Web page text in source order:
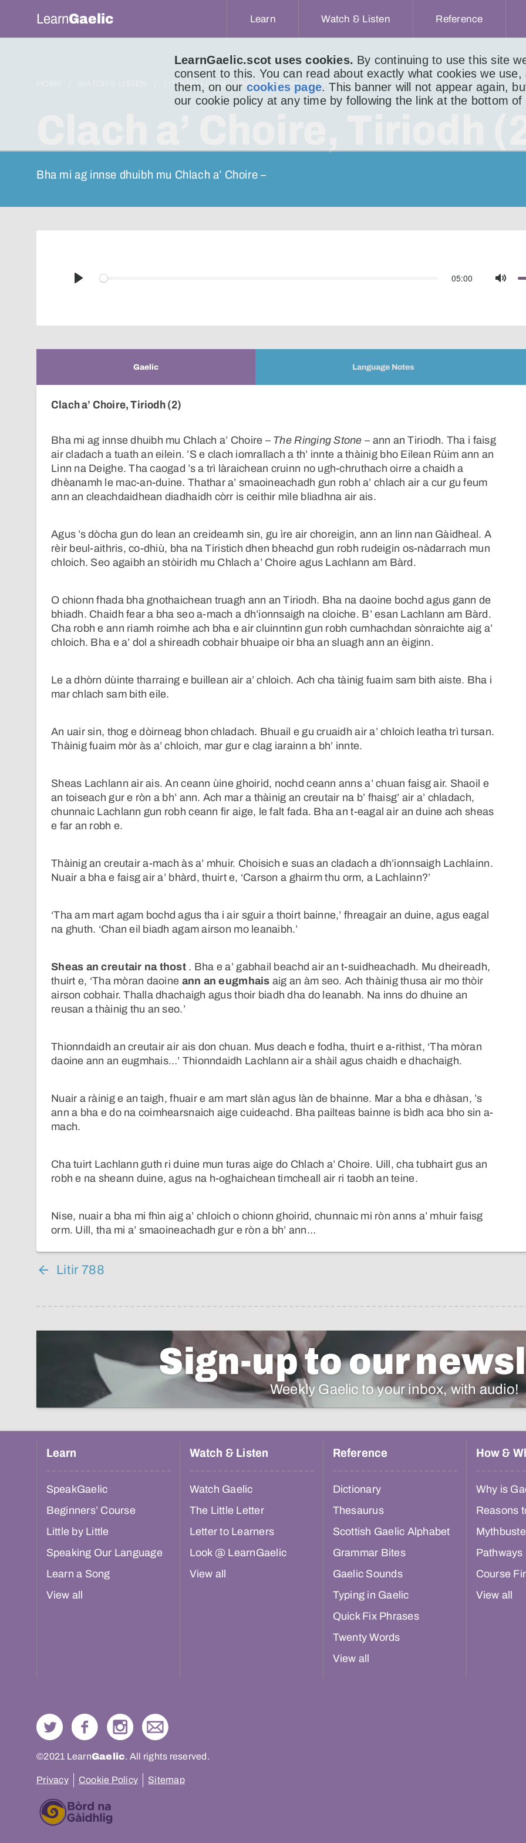
LearnGaelic.scot uses cookies. By continuing to use this site
consent to this. You can read about exactly what cookies we
them, on our cookies page. This banner will not appear again,
our cookie policy at any time by following the link at the bottom of
LearnGaelic Learn Watch & Listen Reference
LITIR DO LUCHD-IONNSACHAIDH LITIR 789
Clach a’ Choire, Tiriodh
Bha mi ag innse dhuibh mu Chlach a’ Choire –
Play
05:00
Mute
Gaelic Language Notes
Clach a’ Choire, Tiriodh (2)
Bha mi ag innse dhuibh mu Chlach a’ Choire – The Ringing Stone – ann an Tiriodh. Tha i faisg
air cladach a tuath an eilein. ’S e clach iomrallach a th’ innte a thàinig bho Eilean Rùim ann an
Linn na Deighe. Tha caogad ’s a trì làraichean cruinn no ugh-chruthach oirre a chaidh a
dhèanamh le mac-an-duine. Thathar a’ smaoineachadh gun robh a’ chlach air a cur gu feum
ann an cleachdaidhean diadhaidh còrr is ceithir mìle bliadhna air ais.
Agus ’s dòcha gun do lean an creideamh sin, gu ìre air choreigin, ann an linn nan Gàidheal. A
rèir beul-aithris, co-dhiù, bha na Tiristich dhen bheachd gun robh rudeigin os-nàdarrach mun
chloich. Seo agaibh an stòiridh mu Chlach a’ Choire agus Lachlann am Bàrd.
O chionn fhada bha gnothaichean truagh ann an Tiriodh. Bha na daoine bochd agus gann de
bhiadh. Chaidh fear a bha seo a-mach a dh’ionnsaigh na cloiche. B’ esan Lachlann am Bàrd.
Cha robh e ann riamh roimhe ach bha e air cluinntinn gun robh cumhachdan sònraichte aig a’
chloich. Bha e a’ dol a shireadh cobhair bhuaipe oir bha an sluagh ann an èiginn.
Le a dhòrn dùinte tharraing e buillean air a’ chloich. Ach cha tàinig fuaim sam bith aiste. Bha i
mar chlach sam bith eile.
An uair sin, thog e dòirneag bhon chladach. Bhuail e gu cruaidh air a’ chloich leatha trì tursan.
Thàinig fuaim mòr às a’ chloich, mar gur e clag iarainn a bh’ innte.
Sheas Lachlann air ais. An ceann ùine ghoirid, nochd ceann anns a’ chuan faisg air. Shaoil e
an toiseach gur e ròn a bh’ ann. Ach mar a thàinig an creutair na b’ fhaisg’ air a’ chladach,
chunnaic Lachlann gun robh ceann fir aige, le falt fada. Bha an t-eagal air an duine ach sheas
e far an robh e.
Thàinig an creutair a-mach às a’ mhuir. Choisich e suas an cladach a dh’ionnsaigh Lachlainn.
Nuair a bha e faisg air a’ bhàrd, thuirt e, ‘Carson a ghairm thu orm, a Lachlainn?’
‘Tha am mart agam bochd agus tha i air sguir a thoirt bainne,’ fhreagair an duine, agus eagal
na ghuth. ‘Chan eil biadh agam airson mo leanaibh.’
Sheas an creutair na thost . Bha e a’ gabhail beachd air an t-suidheachadh. Mu dheireadh,
thuirt e, ‘Tha mòran daoine ann an eugmhais aig an àm seo. Ach thàinig thusa air mo thòir
airson cobhair. Thalla dhachaigh agus thoir biadh dha do leanabh. Na inns do dhuine an
reusan a thàinig thu an seo.’
Thionndaidh an creutair air ais don chuan. Mus deach e fodha, thuirt e a-rithist, ‘Tha mòran
daoine ann an eugmhais…’ Thionndaidh Lachlann air a shàil agus chaidh e dhachaigh.
Nuair a ràinig e an taigh, fhuair e am mart slàn agus làn de bhainne. Mar a bha e dhàsan, ’s
ann a bha e do na coimhearsnaich aige cuideachd. Bha pailteas bainne is bìdh aca bho sin a-
mach.
Cha tuirt Lachlann guth ri duine mun turas aige do Chlach a’ Choire. Uill, cha tubhairt gus an
robh e na sheann duine, agus na h-oghaichean timcheall air ri taobh an teine.
Nise, nuair a bha mi fhìn aig a’ chloich o chionn ghoirid, chunnaic mi ròn anns a’ mhuir faisg
orm. Uill, tha mi a’ smaoineachadh gur e ròn a bh’ ann…
Litir 788
Sign-up to our
Weekly Gaelic to your inbox, with audio!
Learn
SpeakGaelic
Beginners’ Course
Little by Little
Speaking Our Language
Learn a Song
View all
Watch & Listen
Watch Gaelic
The Little Letter
Letter to Learners
Look @ LearnGaelic
View all
Reference
Dictionary
Thesaurus
Scottish Gaelic Alphabet
Grammar Bites
Gaelic Sounds
Typing in Gaelic
Quick Fix Phrases
Twenty Words
View all
How &
Why is
Reasons
Pathways
Course
View all
©2021 LearnGaelic. All rights reserved.
Privacy Cookie Policy Sitemap